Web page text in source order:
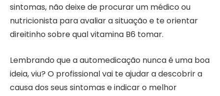
sintomas, não deixe de procurar um médico ou
nutricionista para avaliar a situação e te orientar
direitinho sobre qual vitamina B6 tomar.
Lembrando que a automedicação nunca é uma boa
ideia, viu? O profissional vai te ajudar a descobrir a
causa dos seus sintomas e indicar o melhor